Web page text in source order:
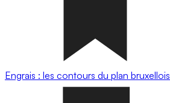
Engrais : les contours du plan bruxellois